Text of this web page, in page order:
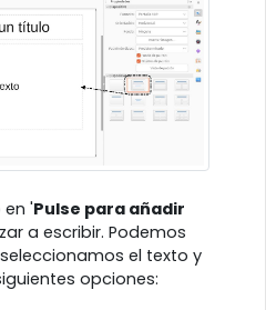
'Pulse para añadir
a escribir. Podemos
el texto y
opciones: